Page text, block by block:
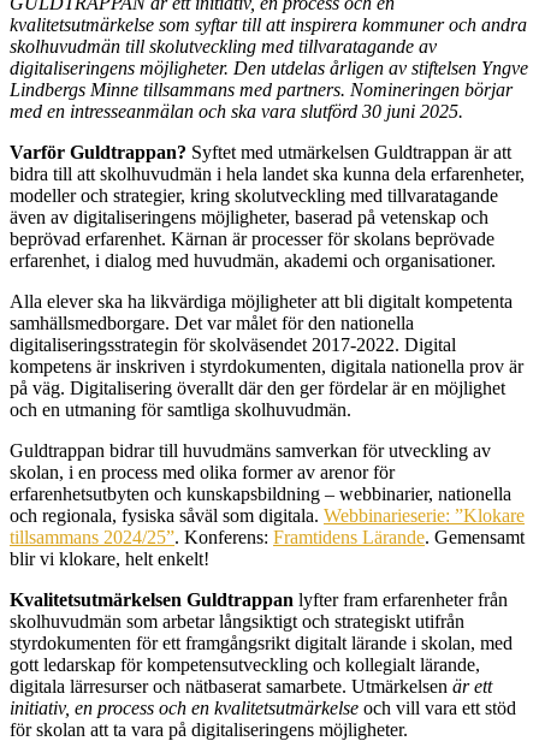
kvalitetsutmärkelse som syftar till att inspirera kommuner och andra
skolhuvudmän till skolutveckling med tillvaratagande av
digitaliseringens möjligheter. Den utdelas årligen av stiftelsen Yngve
Lindbergs Minne tillsammans med partners. Nomineringen börjar
med en intresseanmälan och ska vara slutförd 30 juni 2025.
Varför Guldtrappan? Syftet med utmärkelsen Guldtrappan är att
bidra till att skolhuvudmän i hela landet ska kunna dela erfarenheter,
modeller och strategier, kring skolutveckling med tillvaratagande
även av digitaliseringens möjligheter, baserad på vetenskap och
beprövad erfarenhet. Kärnan är processer för skolans beprövade
erfarenhet, i dialog med huvudmän, akademi och organisationer.
Alla elever ska ha likvärdiga möjligheter att bli digitalt kompetenta
samhällsmedborgare. Det var målet för den nationella
digitaliseringsstrategin för skolväsendet 2017-2022. Digital
kompetens är inskriven i styrdokumenten, digitala nationella prov är
på väg. Digitalisering överallt där den ger fördelar är en möjlighet
och en utmaning för samtliga skolhuvudmän.
Guldtrappan bidrar till huvudmäns samverkan för utveckling av
skolan, i en process med olika former av arenor för
erfarenhetsutbyten och kunskapsbildning – webbinarier, nationella
och regionala, fysiska såväl som digitala. Webbinarieserie: ”Klokare
tillsammans 2024/25”. Konferens: Framtidens Lärande. Gemensamt
blir vi klokare, helt enkelt!
Kvalitetsutmärkelsen Guldtrappan lyfter fram erfarenheter från
skolhuvudmän som arbetar långsiktigt och strategiskt utifrån
styrdokumenten för ett framgångsrikt digitalt lärande i skolan, med
gott ledarskap för kompetensutveckling och kollegialt lärande,
digitala lärresurser och nätbaserat samarbete. Utmärkelsen är ett
initiativ, en process och en kvalitetsutmärkelse och vill vara ett stöd
för skolan att ta vara på digitaliseringens möjligheter.